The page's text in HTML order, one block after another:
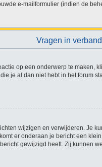
e-mailformulier (indien de
Vragen in
op een onderwerp te
je al dan niet hebt in het forum
wijzigen en verwijderen. Je
er onderaan je bericht een
gewijzigd heeft. Zij kunnen